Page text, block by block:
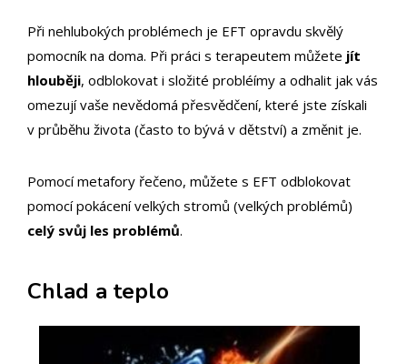
Při nehlubokých problémech je EFT opravdu skvělý
pomocník na doma. Při práci s terapeutem můžete jít
hlouběji, odblokovat i složité probléímy a odhalit jak vás
omezují vaše nevědomá přesvědčení, které jste získali
v průběhu života (často to bývá v dětství) a změnit je.
Pomocí metafory řečeno, můžete s EFT odblokovat
pomocí pokácení velkých stromů (velkých problémů)
celý svůj les problémů.
Chlad a teplo